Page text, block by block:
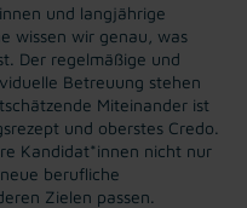
und langjährige
wissen wir genau, was
Der regelmäßige und
Betreuung stehen
Miteinander ist
und oberstes Credo.
Kandidat*innen nicht nur
berufliche
Zielen passen.